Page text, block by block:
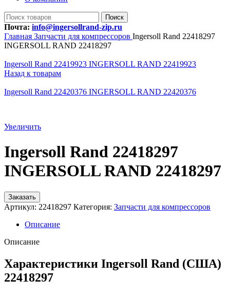
Поиск
Почта: info@ingersollrand-zip.ru
Главная Запчасти для компрессоров Ingersoll Rand 22418297
INGERSOLL RAND 22418297
Ingersoll Rand 22419923 INGERSOLL RAND 22419923
Назад к товарам
Ingersoll Rand 22420376 INGERSOLL RAND 22420376
Увеличить
Ingersoll Rand 22418297
INGERSOLL RAND 22418297
Заказать
Артикул: 22418297 Категория: Запчасти для компрессоров
Описание
Описание
Характеристики Ingersoll Rand (США)
22418297